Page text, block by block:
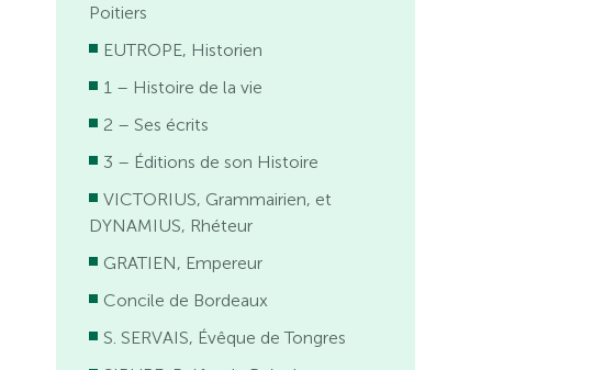
Poitiers
EUTROPE, Historien
1 – Histoire de la vie
2 – Ses écrits
3 – Éditions de son Histoire
VICTORIUS, Grammairien, et
DYNAMIUS, Rhéteur
GRATIEN, Empereur
Concile de Bordeaux
S. SERVAIS, Évêque de Tongres